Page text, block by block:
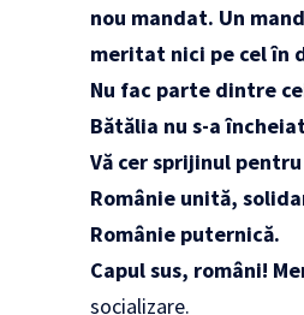
nou mandat. Un
meritat nici pe cel în
Nu fac parte dintre
Bătălia nu s-a
Vă cer sprijinul
Românie unită,
Românie puternică.
Capul sus, români!
socializare.